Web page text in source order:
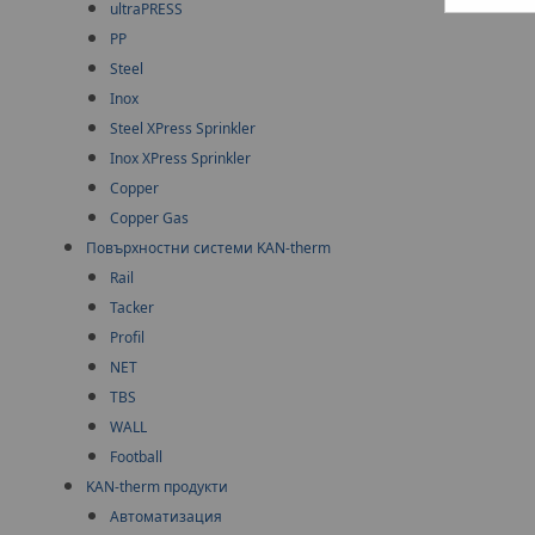
ultraPRESS
PP
Steel
Inox
Steel XPress Sprinkler
Inox XPress Sprinkler
Copper
Copper Gas
Повърхностни системи KAN-therm
Rail
Tacker
Profil
NET
TBS
WALL
Football
KAN-therm продукти
Автоматизация